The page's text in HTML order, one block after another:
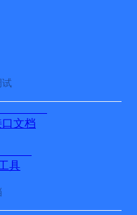
试
文档
具